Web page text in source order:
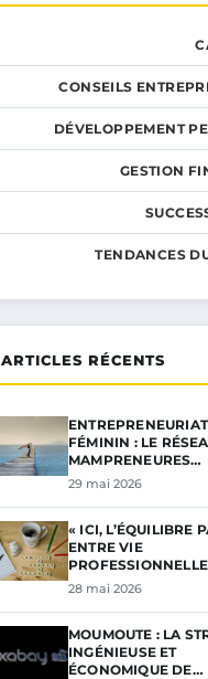
CONSEILS
DÉVELOPPEMENT
GESTION
TENDANCES
ARTICLES RÉCENTS
FÉMININ : LE
MAMPRENEURES…
29 mai 2026
« ICI, L’ÉQUILIBRE
ENTRE VIE
28 mai 2026
MOUMOUTE : LA
INGÉNIEUSE ET
ÉCONOMIQUE DE…